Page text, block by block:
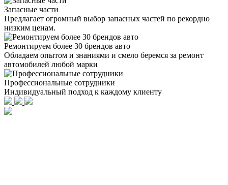
Запасные части
Предлагает огромный выбор запасных частей по рекордно
низким ценам.
Ремонтируем более 30 брендов авто
Обладаем опытом и знаниями и смело беремся за ремонт
автомобилей любой марки
Профессиональные сотрудники
Индивидуальный подход к каждому клиенту